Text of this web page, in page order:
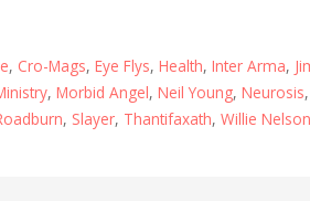
, Cro-Mags,Eye Flys,Health,Inter Arma,
,Morbid Angel,Neil Young,Neurosis
, Slayer, Thantifaxath,Willie Nelson